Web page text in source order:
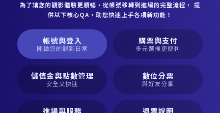
為了讓您的觀影體驗更順暢，從帳號移轉到進場的完整流程， 提
供以下核心QA，助您快速上手各項新功能！
帳號與登入
開啟您的觀影日常
購票與支付
多元選擇更便利
儲值金與點數管理
安全又快速
數位分票
與好友分享